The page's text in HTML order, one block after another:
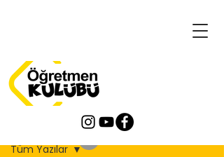
Tüm Yazılar